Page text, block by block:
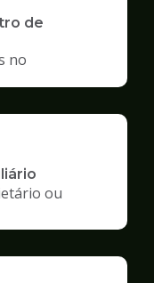
de
no
ou